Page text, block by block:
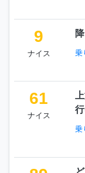
9
ナイス 乗
61
ナイス
乗